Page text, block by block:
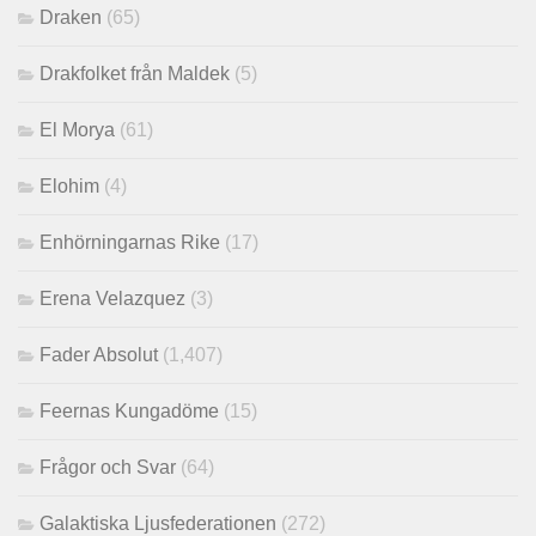
Draken (65)
Drakfolket från Maldek (5)
El Morya (61)
Elohim (4)
Enhörningarnas Rike (17)
Erena Velazquez (3)
Fader Absolut (1,407)
Feernas Kungadöme (15)
Frågor och Svar (64)
Galaktiska Ljusfederationen (272)